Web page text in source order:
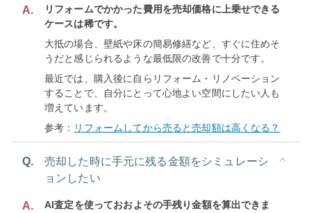
A.
リフォームでかかった費用を売却価格に上乗せできる
ケースは稀です。
大抵の場合、壁紙や床の簡易修繕など、すぐに住めそ
うだと感じられるような最低限の改善で十分です。
最近では、購入後に自らリフォーム・リノベーション
することで、自分にとって心地よい空間にしたい人も
増えています。
参考： リフォームしてから売ると売却額は高くなる？
Q.
売却した時に手元に残る金額をシミュレーシ
ョンしたい
A.
AI査定を使っておおよその手残り金額を算出できま